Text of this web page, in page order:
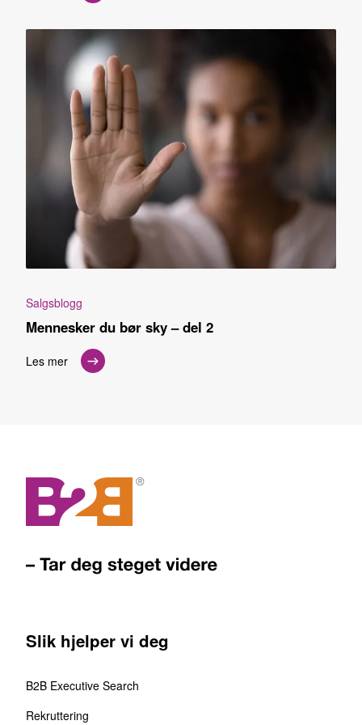
Salgsblogg
Mennesker du bør sky – del 2
Les mer
Slik hjelper vi deg
B2B Executive Search
Rekruttering